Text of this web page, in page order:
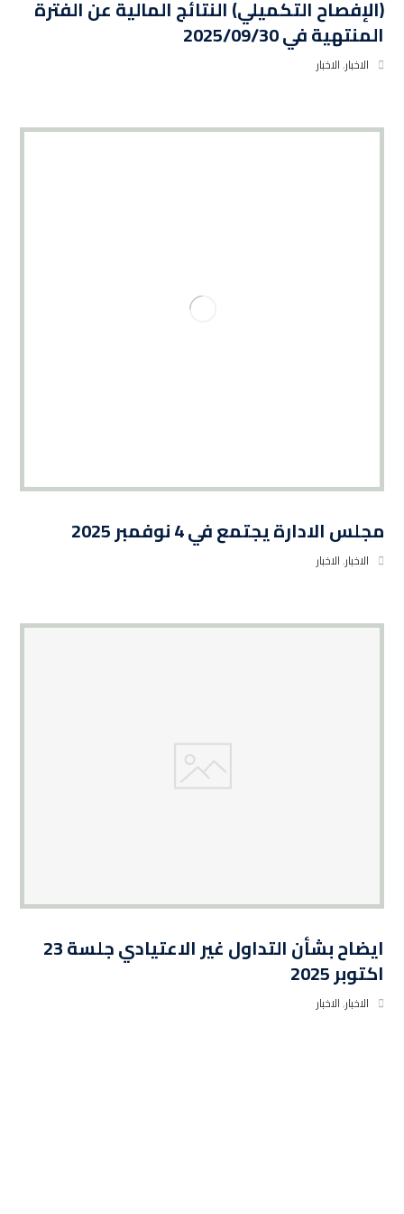
(الإفصاح التكميلي) النتائج المالية عن الفترة
المنتهية في 2025/09/30
الاخبار,الاخبار
مجلس الادارة يجتمع في 4 نوفمبر 2025
الاخبار,الاخبار
ايضاح بشأن التداول غير الاعتيادي جلسة 23
اكتوبر 2025
الاخبار,الاخبار